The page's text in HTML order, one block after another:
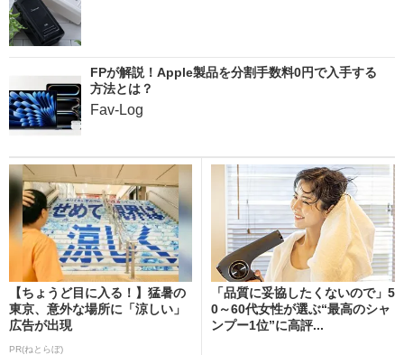
FPが解説！Apple製品を分割手数料0円で入手する
方法とは？
Fav-Log
【ちょうど目に入る！】猛暑の
東京、意外な場所に「涼しい」
広告が出現
PR(ねとらぼ)
「品質に妥協したくないので」5
0～60代女性が選ぶ“最高のシャ
ンプー1位”に高評...